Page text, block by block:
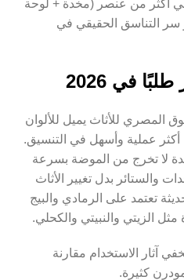
أكثر من عنصر (مخدة + لوحة
التناسق الحقيقي في
في 2026
السوق المصري للأثاث يميل للألوان
أكثر عملية وأسهل في التنسيق.
لا تخرج من الموضة بسرعة
والستائر بدل تغيير الأثاث
تعتمد على الرمادي والبيج
الزيتي والنبيتي والكحلي.
آثار الاستخدام مقارنة
كثيرة.